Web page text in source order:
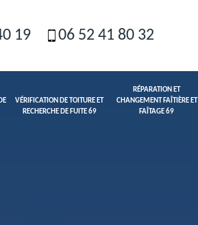
19 06 52 41 80 32
VÉRIFICATION DE TOITURE ET
RECHERCHE DE FUITE 69
RÉPARATION ET
CHANGEMENT FAÎTIÈRE ET
FAÎTAGE 69